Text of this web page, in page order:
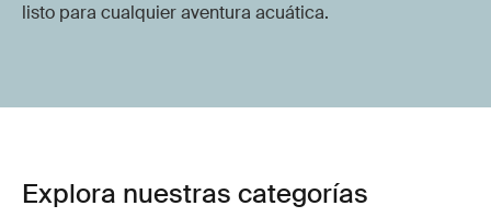
listo para cualquier aventura acuática.
Explora nuestras categorías